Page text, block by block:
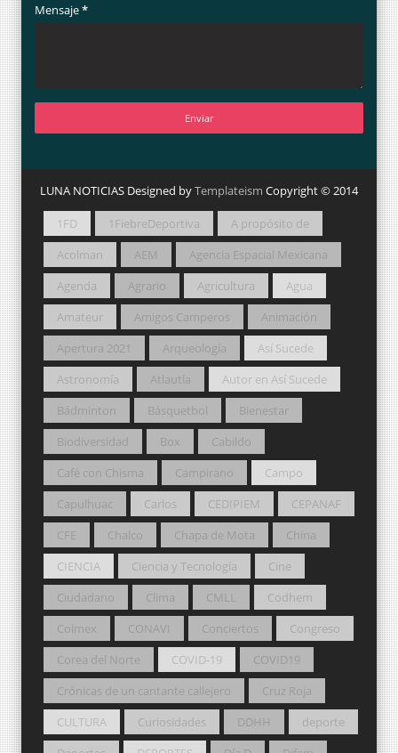
Mensaje*
LUNA NOTICIAS Designed byTemplateism Copyright © 2014
1FD 1FiebreDeportiva
A propósito de
Acolman
AEM
Agencia Espacial Mexicana
Agenda
Agrario Agricultura
Agua
Amateur
Amigos Camperos
Animación
Apertura 2021
Arqueología
Así Sucede
Astronomía
Atlautla
Autor en Así Sucede
Bádminton
Básquetbol
Bienestar
Biodiversidad
Box
Cabildo
Café con Chisma
Campirano
Campo
Capulhuac
Carlos CEDIPIEM
CEPANAF
CFE
Chalco Chapa de Mota
China
CIENCIA
Ciencia y Tecnología
Cine
Ciudadano
Clima CMLL
Codhem
Colmex
CONAVI Conciertos
Congreso
Corea del Norte
COVID-19
COVID19
Crónicas de un cantante callejero
Cruz Roja
CULTURA
Curiosidades DDHH
deporte